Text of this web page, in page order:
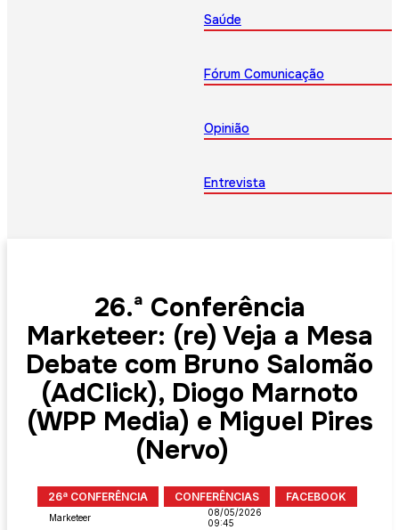
Saúde
Fórum Comunicação
Opinião
Entrevista
26.ª Conferência
Marketeer: (re) Veja a Mesa
Debate com Bruno Salomão
(AdClick), Diogo Marnoto
(WPP Media) e Miguel Pires
(Nervo)
26ª CONFERÊNCIA CONFERÊNCIAS FACEBOOK
Marketeer
08/05/2026
09:45